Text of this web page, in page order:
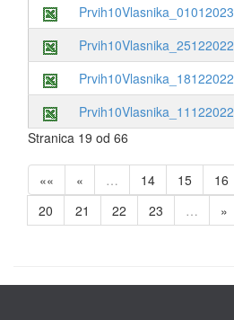
Prvih10Vlasnika_01012023
Prvih10Vlasnika_25122022
Prvih10Vlasnika_18122022
Prvih10Vlasnika_11122022
Stranica 19 od 66
«« « … 14 15 16
20
21 22 23 … »